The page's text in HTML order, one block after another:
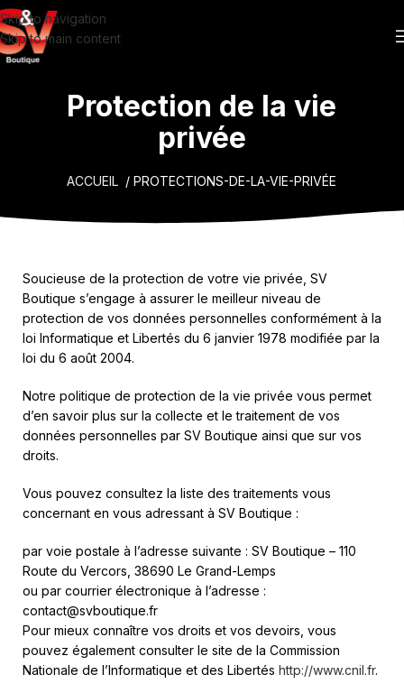
Skip to navigation
Skip to main content
Protection de la vie
privée
ACCUEIL / PROTECTIONS-DE-LA-VIE-PRIVÉE
Soucieuse de la protection de votre vie privée, SV
Boutique s’engage à assurer le meilleur niveau de
protection de vos données personnelles conformément à la
loi Informatique et Libertés du 6 janvier 1978 modifiée par la
loi du 6 août 2004.
Notre politique de protection de la vie privée vous permet
d’en savoir plus sur la collecte et le traitement de vos
données personnelles par SV Boutique ainsi que sur vos
droits.
Vous pouvez consultez la liste des traitements vous
concernant en vous adressant à SV Boutique :
par voie postale à l’adresse suivante : SV Boutique – 110
Route du Vercors, 38690 Le Grand-Lemps
ou par courrier électronique à l’adresse :
contact@svboutique.fr
Pour mieux connaître vos droits et vos devoirs, vous
pouvez également consulter le site de la Commission
Nationale de l’Informatique et des Libertés http://www.cnil.fr.